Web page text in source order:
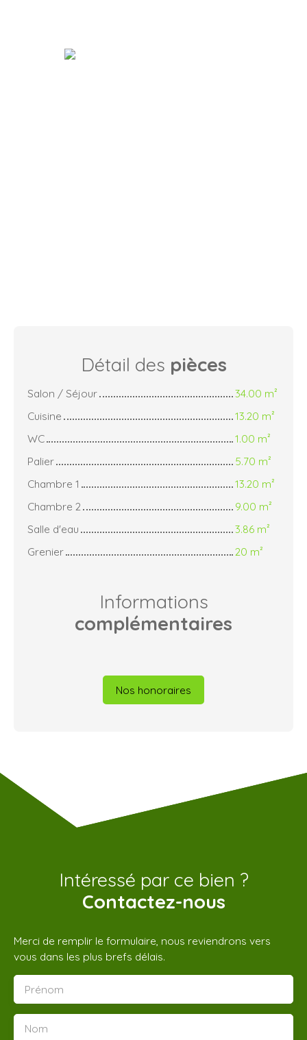
Détail des pièces
Salon / Séjour
34.00 m²
Cuisine
13.20 m²
WC
1.00 m²
Palier
5.70 m²
Chambre 1
13.20 m²
Chambre 2
9.00 m²
Salle d'eau
3.86 m²
Grenier
20 m²
Informations
complémentaires
Nos honoraires
Intéressé par ce bien ?
Contactez-nous
Merci de remplir le formulaire, nous reviendrons vers
vous dans les plus brefs délais.
Prénom
Nom